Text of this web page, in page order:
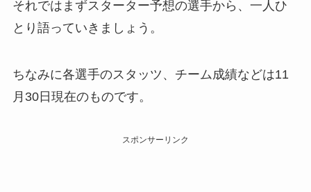
それではまずスターター予想の選手から、一人ひ
とり語っていきましょう。
ちなみに各選手のスタッツ、チーム成績などは11
月30日現在のものです。
スポンサーリンク